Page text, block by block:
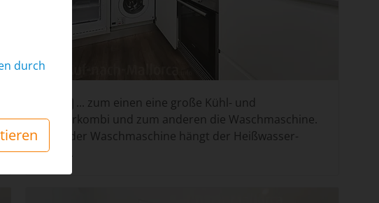
... zum einen eine große Kühl- und
Gefrierkombi und zum anderen die Waschmaschine.
Über der Waschmaschine hängt der Heißwasser-
Boiler.
durch